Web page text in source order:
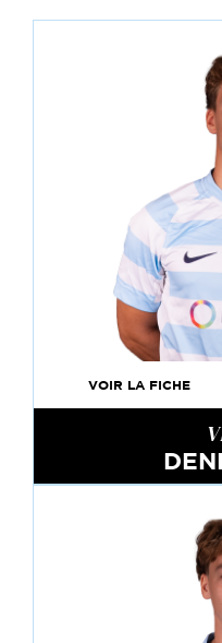
VOIR LA FICHE